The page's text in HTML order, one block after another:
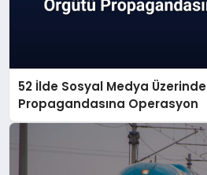
52 İlde Sosyal Medya
Propagandasına Operasyon